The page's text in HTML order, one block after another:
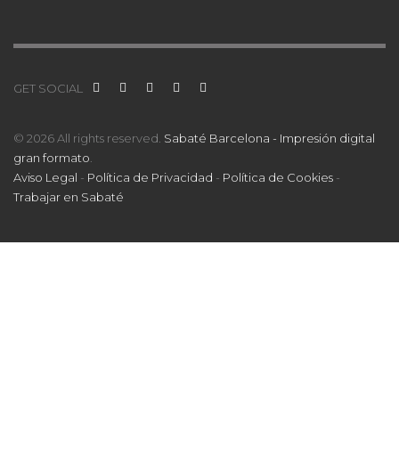
GET SOCIAL
© 2026 All rights reserved. Sabaté Barcelona - Impresión digital
gran formato
Aviso Legal - Política de Privacidad - Política de Cookies -
Trabajar en Sabaté